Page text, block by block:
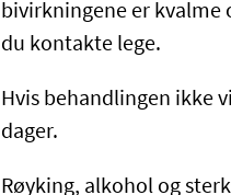
bivirkningene er kvalme
du kontakte lege.
Hvis behandlingen ikke
dager.
Røyking, alkohol og